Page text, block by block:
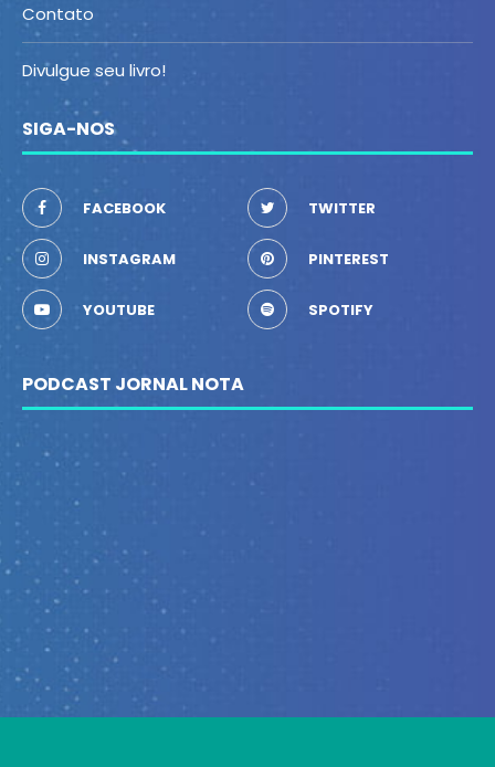
Contato
Divulgue seu livro!
SIGA-NOS
FACEBOOK TWITTER
INSTAGRAM PINTEREST
YOUTUBE SPOTIFY
PODCAST JORNAL NOTA